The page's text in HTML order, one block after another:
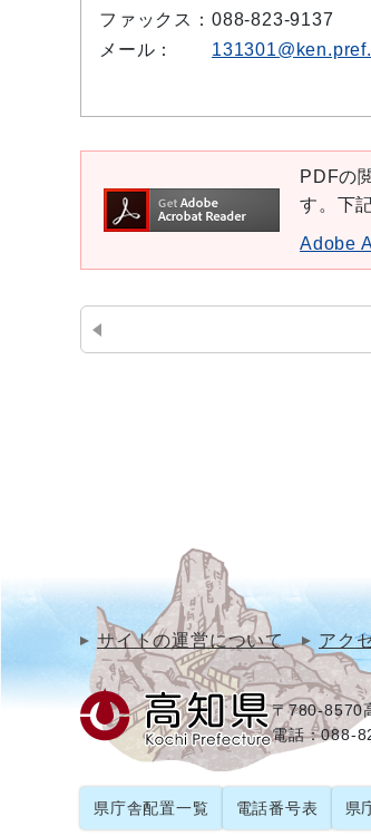
ファックス： 088-823-9137
メール：
PDFの
す。下
Adobe
サイトの運営について アク
〒780-8570
電話：088-
県庁舎配置一覧 電話番号表 県